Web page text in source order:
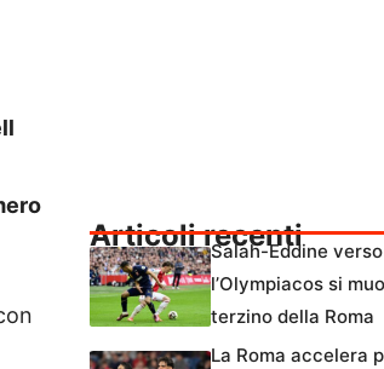
Articoli recenti
Salah-Eddine verso
l’Olympiacos si
terzino della Roma
La Roma accelera